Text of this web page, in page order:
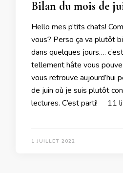
Bilan du mois de
Hello mes p’tits chats!
vous? Perso ça va plutôt
dans quelques jours…. c’est
tellement hâte vous
vous retrouve aujourd’hui
de juin où je suis plutôt
lectures. C’est parti! 11
1 JUILLET 2022